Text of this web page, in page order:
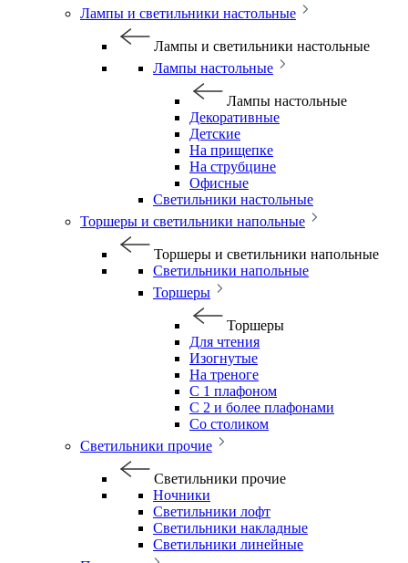
Лампы и светильники настольные
Лампы и светильники настольные
Лампы настольные
Лампы настольные
Декоративные
Детские
На прищепке
На струбцине
Офисные
Светильники настольные
Торшеры и светильники напольные
Торшеры и светильники напольные
Светильники напольные
Торшеры
Торшеры
Для чтения
Изогнутые
На треноге
С 1 плафоном
С 2 и более плафонами
Со столиком
Светильники прочие
Светильники прочие
Ночники
Светильники лофт
Светильники накладные
Светильники линейные